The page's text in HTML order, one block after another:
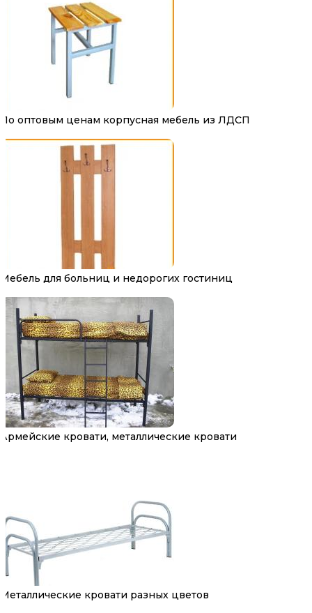
По оптовым ценам корпусная мебель из ЛДСП
Мебель для больниц и недорогих гостиниц
Армейские кровати, металлические кровати
Металлические кровати разных цветов